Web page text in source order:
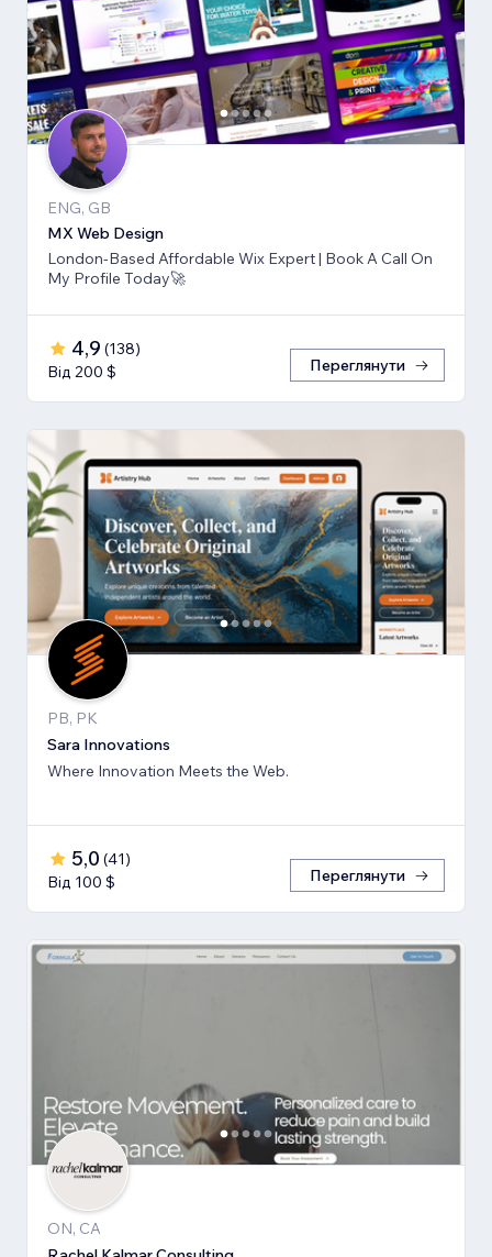
ENG, GB
MX Web Design
London-Based Affordable Wix Expert | Book A Call On
My Profile Today🚀
4,9 (138)
Від 200 $
Переглянути
PB, PK
Sara Innovations
Where Innovation Meets the Web.
5,0 (41)
Від 100 $
Переглянути
ON, CA